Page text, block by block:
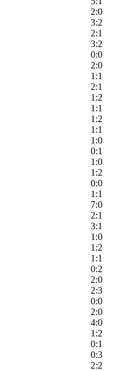
2:0
3:2
2:1
3:2
0:0
2:0
1:1
2:1
1:2
1:1
1:2
1:1
1:0
0:1
1:0
1:2
0:0
1:1
7:0
2:1
3:1
1:0
1:2
1:1
0:2
2:0
2:3
0:0
2:0
4:0
1:2
0:1
0:3
2:2